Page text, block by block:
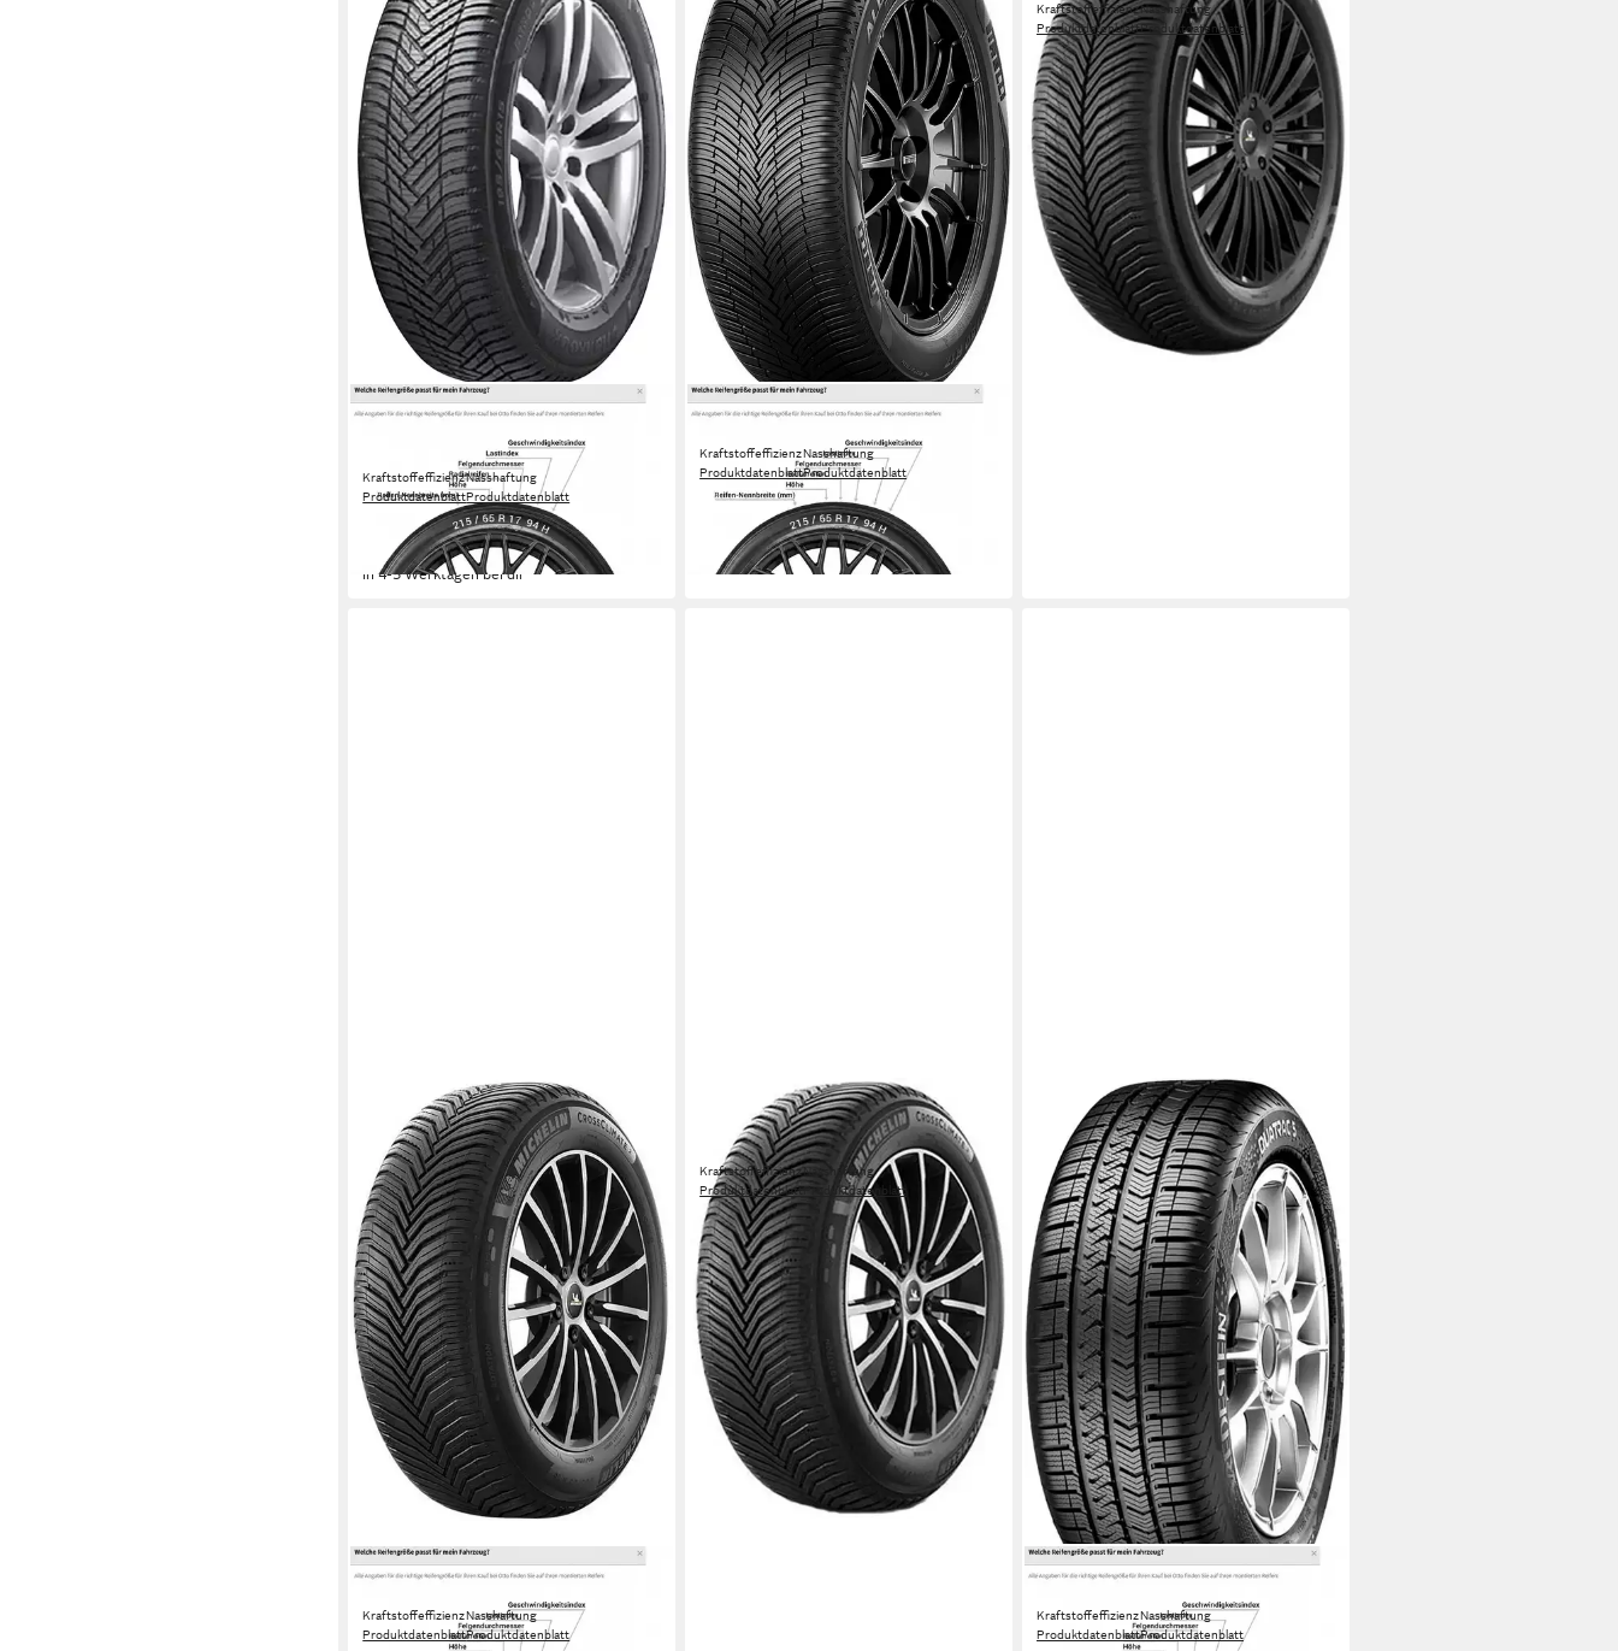
HANKOOK
Kraftstoffeffizienz
Produktdatenblatt
Nasshaftung
Produktdatenblatt
224,99 € UVP237,99 €
in 4-5 Werktagen bei dir
PIRELLI
Kraftstoffeffizienz
Produktdatenblatt
Nasshaftung
Produktdatenblatt
ab 174,99 €
in 4-5 Werktagen bei dir
Kraftstoffeffizienz
Produktdatenblatt
Nasshaftung
Produktdatenblatt
599,00 € UVP 649,99 €
-8%
in 6-8 Werktagen bei dir
MICHELIN
Kraftstoffeffizienz
Produktdatenblatt
Nasshaftung
Produktdatenblatt
Ganzjahresreifen CROSSCLIMATE 2
SUV
Kraftstoffeffizienz
Produktdatenblatt
Nasshaftung
Produktdatenblatt
499,00 € UVP 539,99 €
-8%
in 6-8 Werktagen bei dir
VREDESTEIN
Kraftstoffeffizienz
Produktdatenblatt
Nasshaftung
Produktdatenblatt